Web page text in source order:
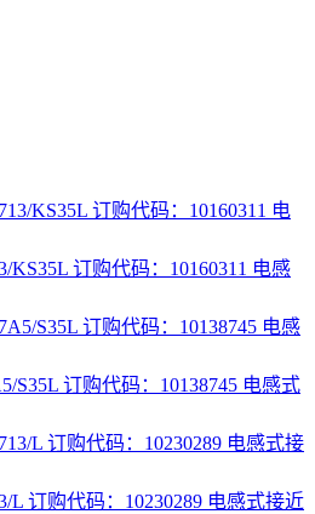
KS35L 订购代码：10160311 电感
S35L 订购代码：10138745 电感式
L 订购代码：10230289 电感式接近